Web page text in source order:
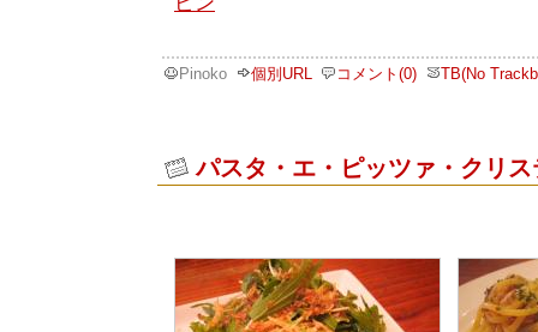
Pinoko 個別URL コメント(0) TB(No
パスタ・エ・ピッツァ・クリ